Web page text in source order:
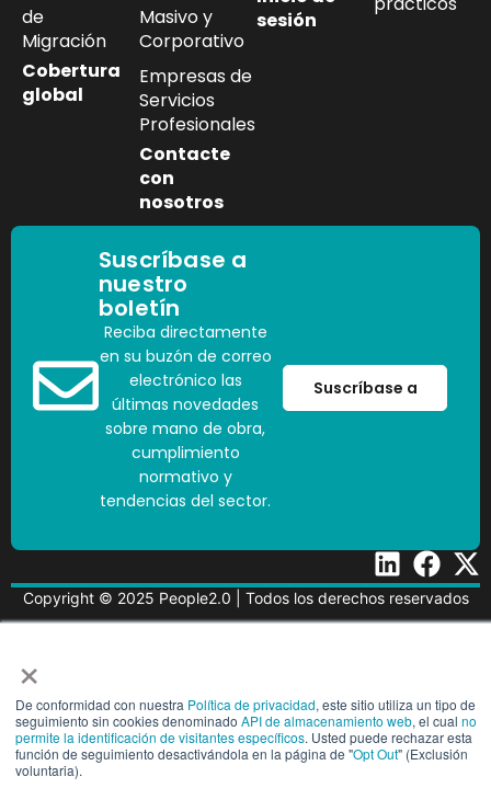
×
De conformidad con nuestra Política de privacidad, este sitio utiliza un tipo de
seguimiento sin cookies denominado API de almacenamiento web, el cual no
permite la identificación de visitantes específicos. Usted puede rechazar esta
función de seguimiento desactivándola en la página de "Opt Out" (Exclusión
voluntaria).
de
Migración
Cobertura
global
Masivo y
Corporativo
Empresas de
Servicios
Profesionales
Contacte
con
nosotros
sesión
Suscríbase a
nuestro
boletín
Reciba directamente
en su buzón de correo
electrónico las
últimas novedades
sobre mano de obra,
cumplimiento
normativo y
tendencias del sector.
Suscríbase a
Copyright © 2025 People2.0 | Todos los derechos reservados